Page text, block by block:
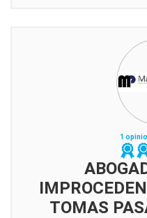
1
TOMAS